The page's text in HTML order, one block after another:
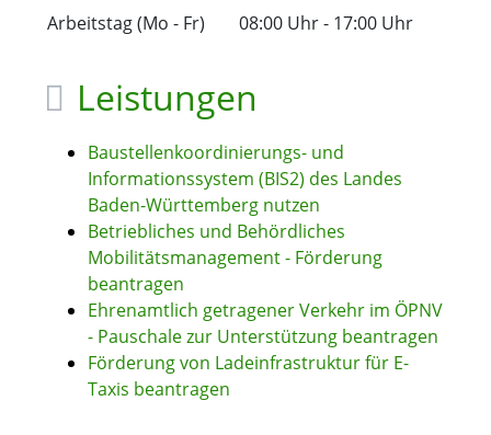
Arbeitstag (Mo - Fr) 08:00 Uhr- 17:00 Uhr
Leistungen
Baustellenkoordinierungs- und
Informationssystem (BIS2) des Landes
Baden-Württemberg nutzen
Betriebliches und Behördliches
Mobilitätsmanagement - Förderung
beantragen
Ehrenamtlich getragener Verkehr im ÖPNV
- Pauschale zur Unterstützung beantragen
Förderung von Ladeinfrastruktur für E-
Taxis beantragen